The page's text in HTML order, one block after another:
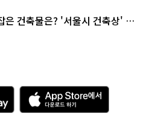
은 건축물은? '서울시 건축상' 수
A
p
p